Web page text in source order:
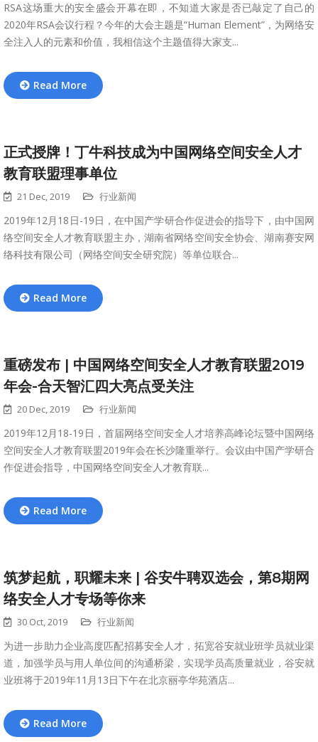
RSA这场重大的安全盛会开幕在即，不知道大家是否已敲定了自己的
2020年RSA会议行程？今年的大会主题是“Human Element”，为网络安
全注入人的元素和价值，我相信这个主题值得大家支...
Read More
正式授牌！丁牛科技成为中国网络空间安全人才
教育联盟理事单位
21 Dec, 2019 行业新闻
2019年12月18日-19日，在中国产学研合作促进会的指导下，由中国网
络空间安全人才教育联盟主办，湖南省网络空间安全协会、湖南赛安网
络科技有限公司（网络空间安全研究院）等单位联合...
Read More
重磅发布 | 中国网络空间安全人才教育联盟2019
年会-合天智汇四大亮点受关注
20 Dec, 2019 行业新闻
2019年12月18-19日，首届网络空间安全人才培养高峰论坛暨中国网络
空间安全人才教育联盟2019年会在长沙隆重举行。会议由中国产学研合
作促进会指导，中国网络空间安全人才教育联...
Read More
筑梦起航，职耀未来 | 谷安牛聘双选会，第8期网
络安全人才专场等你来
30 Oct, 2019 行业新闻
为进一步助力企业高度匹配招募安全人才，拓宽谷安就业班学员就业渠
道，加强学员与用人单位间的沟通桥梁，实现学员高质量就业，谷安就
业班将于2019年11月13日下午在北京丽亭华苑酒店...
Read More